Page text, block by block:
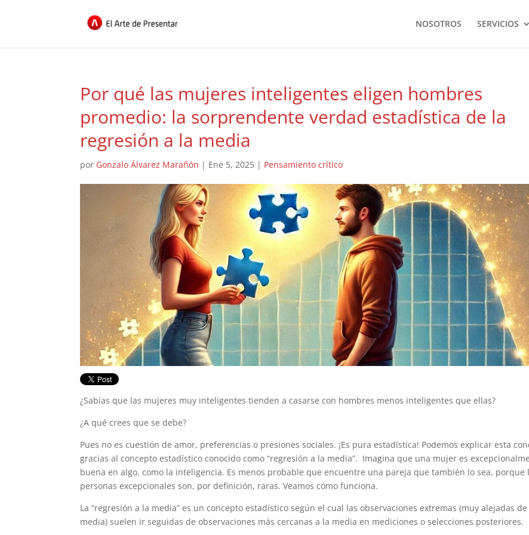
NOSOTROS SERVICIOS
Por qué las mujeres inteligentes eligen hombres
promedio: la sorprendente verdad estadística de la
regresión a la media
por Gonzalo Álvarez Marañón | Ene 5, 2025 | Pensamiento crítico
¿Sabías que las mujeres muy inteligentes tienden a casarse con hombres menos inteligentes que ellas?
¿A qué crees que se debe?
Pues no es cuestión de amor, preferencias o presiones sociales. ¡Es pura estadística! Podemos explicar esta
gracias al concepto estadístico conocido como “regresión a la media”. Imagina que una mujer es
buena en algo, como la inteligencia. Es menos probable que encuentre una pareja que también lo sea, porque
personas excepcionales son, por definición, raras. Veamos cómo funciona.
La “regresión a la media” es un concepto estadístico según el cual las observaciones extremas (muy alejadas de
media) suelen ir seguidas de observaciones más cercanas a la media en mediciones o selecciones posteriores.